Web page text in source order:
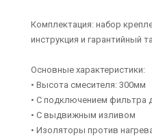
Комплектация: набор
инструкция и гарантийный
Основные характеристики:
• Высота смесителя: 300мм
• С подключением фильтра
• С выдвижным изливом
• Изоляторы против